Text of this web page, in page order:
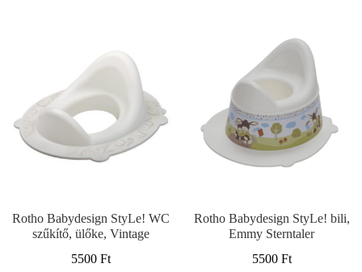
Rotho Babydesign StyLe! WC
szűkítő, ülőke, Vintage
5500 Ft
Rotho Babydesign StyLe! bili,
Emmy Sterntaler
5500 Ft